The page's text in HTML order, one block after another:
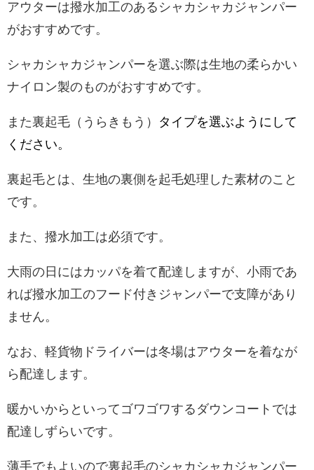
アウターは撥水加工のあるシャカシャカジャンパー
がおすすめです。
シャカシャカジャンパーを選ぶ際は生地の柔らかい
ナイロン製のものがおすすめです。
また裏起毛（うらきもう）
タイプを選ぶようにして
ください。
裏起毛とは、生地の裏側を起毛処理した素材のこと
です。
また、撥水加工は必須です。
大雨の日にはカッパを着て配達しますが、小雨であ
れば撥水加工のフード付きジャンパーで支障があり
ません。
なお、軽貨物ドライバーは冬場はアウターを着なが
ら配達します。
暖かいからといってゴワゴワするダウンコートでは
配達しずらいです。
薄手でもよいので裏起毛のシャカシャカジャンパー